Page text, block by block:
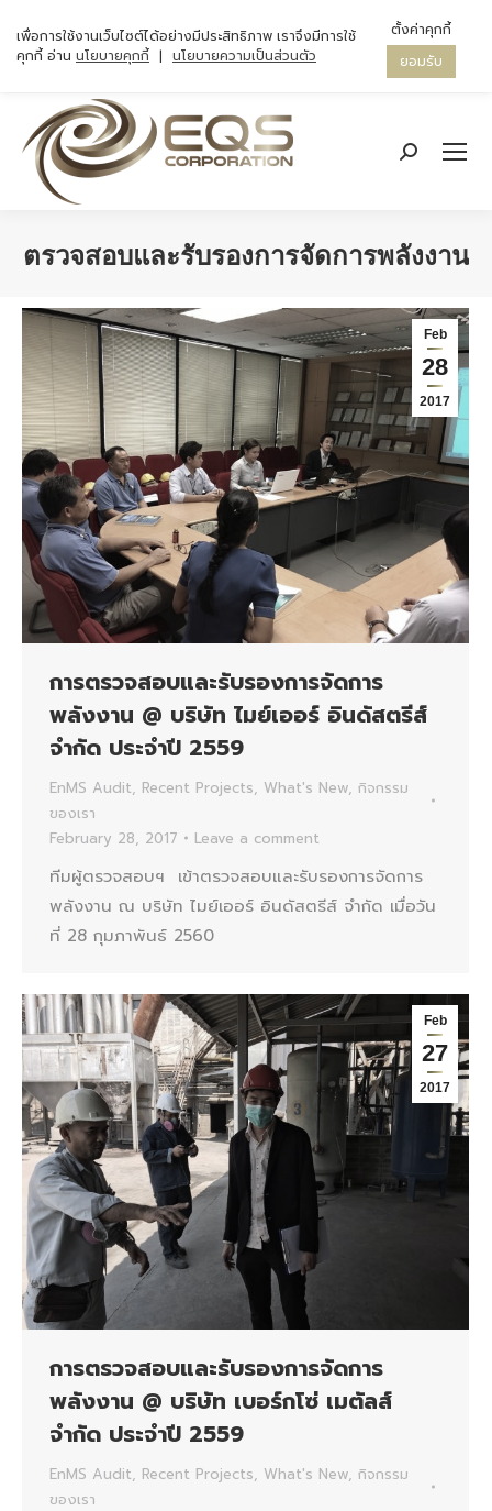
Search:
ตรวจสอบและรับรองการจัดการพลังงาน
Feb
28
2017
การตรวจสอบและรับรองการจัดการ
พลังงาน @ บริษัท ไมย์เออร์ อินดัสตรีส์
จำกัด ประจำปี 2559
EnMS Audit, Recent Projects, What's New, กิจกรรม
ของเรา
February 28, 2017
Leave a comment
ทีมผู้ตรวจสอบฯ เข้าตรวจสอบและรับรองการจัดการ
พลังงาน ณ บริษัท ไมย์เออร์ อินดัสตรีส์ จำกัด เมื่อวัน
ที่ 28 กุมภาพันธ์ 2560
Feb
27
2017
การตรวจสอบและรับรองการจัดการ
พลังงาน @ บริษัท เบอร์กโซ่ เมตัลส์
จำกัด ประจำปี 2559
EnMS Audit, Recent Projects, What's New, กิจกรรม
ของเรา
เพื่อการใช้งานเว็บไซต์ได้อย่างมีประสิทธิภาพ เราจึงมีการใช้
คุกกี้ อ่าน นโยบายคุกกี้ | นโยบายความเป็นส่วนตัว
ตั้งค่าคุกกี้
ยอมรับ